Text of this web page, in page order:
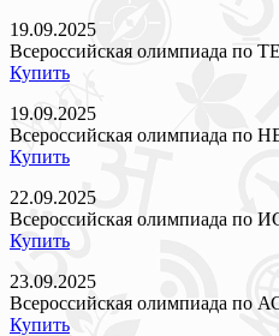
19.09.2025
Всероссийская олимпиада
Купить
19.09.2025
Всероссийская олимпиада
Купить
22.09.2025
Всероссийская олимпиада
Купить
23.09.2025
Всероссийская олимпиада
Купить